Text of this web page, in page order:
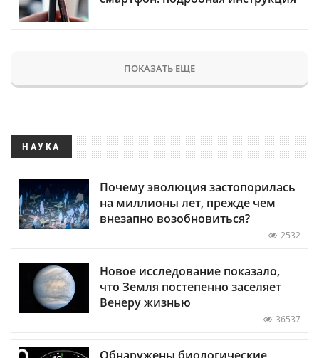
ПОКАЗАТЬ ЕЩЕ
НАУКА
Почему эволюция застопорилась
на миллионы лет, прежде чем
внезапно возобновиться?
2532
Новое исследование показало,
что Земля постепенно заселяет
Венеру жизнью
36537